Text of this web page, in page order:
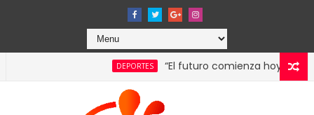
“El futuro comienza hoy”: Santo
por la franquicia dominicana más taquillera del 2025